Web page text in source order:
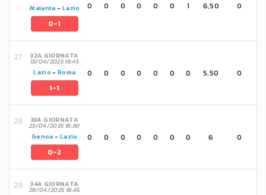
Atalanta - Lazio
0-1
0 0 0 0 0 0 1 6,50 0
32A GIORNATA
13/04/2025 18:45
Lazio -Roma
1-1
0 0 0 0 0 0 0 5,50 0
33A GIORNATA
23/04/2025 16:30
Genoa - Lazio
0-2
0 0 0 0 0 0 0 6 0
34A GIORNATA
28/04/2025 18:45